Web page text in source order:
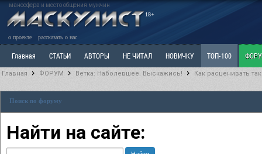
маносфера и место общения мужчин
18+
о проекте рассказать о нас
Главная СТАТЬИ АВТОРЫ НЕ ЧИТАЛ НОВИЧКУ ТОП-100
Ветка: Наболевшее. Выскажись!
РАЗДЕЛ: Разное
Главная ФОРУМ Ветка: Наболевшее. Выскажись! Как расценивать
Поиск по форуму
Найти на сайте: